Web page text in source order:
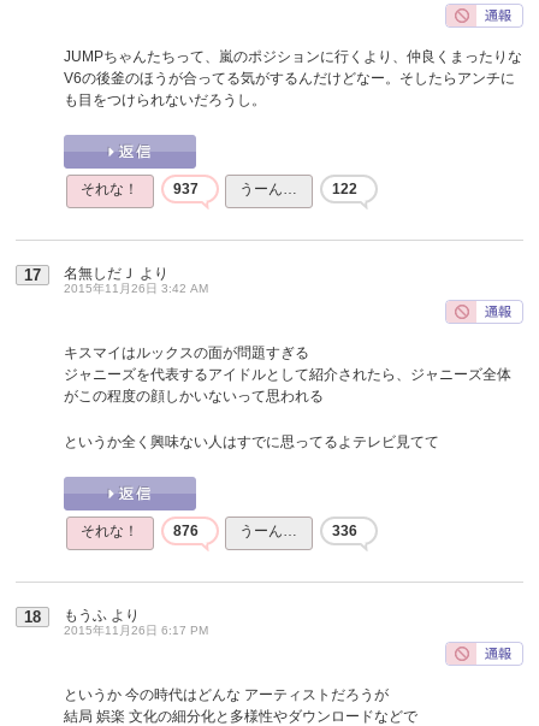
JUMPちゃんたちって、嵐のポジションに行くより、仲良くまったりな
V6の後釜のほうが合ってる気がするんだけどなー。そしたらアンチに
も目をつけられないだろうし。
それな！ 937 うーん… 122
17 名無しだＪ より
2015年11月26日 3:42 AM
キスマイはルックスの面が問題すぎる
ジャニーズを代表するアイドルとして紹介されたら、ジャニーズ全体
がこの程度の顔しかいないって思われる
というか全く興味ない人はすでに思ってるよテレビ見てて
それな！ 876 うーん… 336
18 もうふ より
2015年11月26日 6:17 PM
というか 今の時代はどんな アーティストだろうが
結局 娯楽 文化の細分化と多様性やダウンロードなどで